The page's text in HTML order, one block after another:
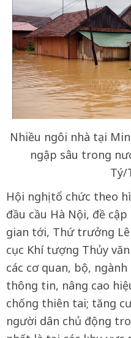
Nhiều ngôi nhà tại
ngập sâu trong
Tý/
Hội nghị tổ chức theo
đầu cầu Hà Nội, đề
gian tới, Thứ trưởng Lê
cục Khí tượng Thủy
các cơ quan, bộ,
thông tin, nâng cao
chống thiên tai; tăng
người dân chủ động